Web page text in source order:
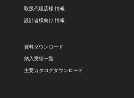
取扱代理店様 情報
設計者様向け 情報
資料ダウンロード
納入実績一覧
主要カタログダウンロード